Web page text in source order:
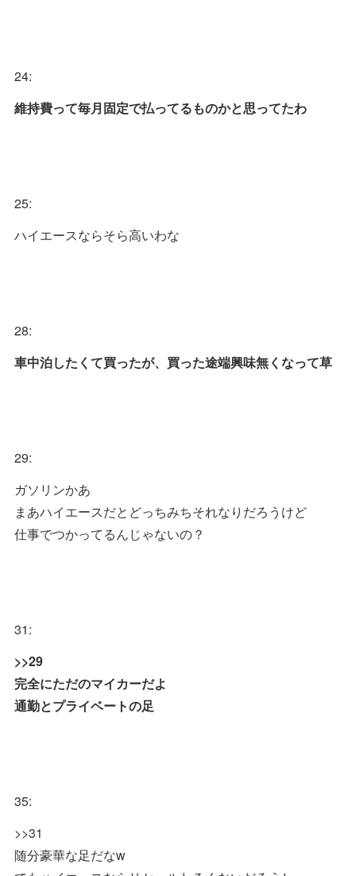
24:
維持費って毎月固定で払ってるものかと思ってたわ
25:
ハイエースならそら高いわな
28:
車中泊したくて買ったが、買った途端興味無くなって草
29:
ガソリンかあ
まあハイエースだとどっちみちそれなりだろうけど
仕事でつかってるんじゃないの？
31:
>>29
完全にただのマイカーだよ
通勤とプライベートの足
35:
>>31
随分豪華な足だなw